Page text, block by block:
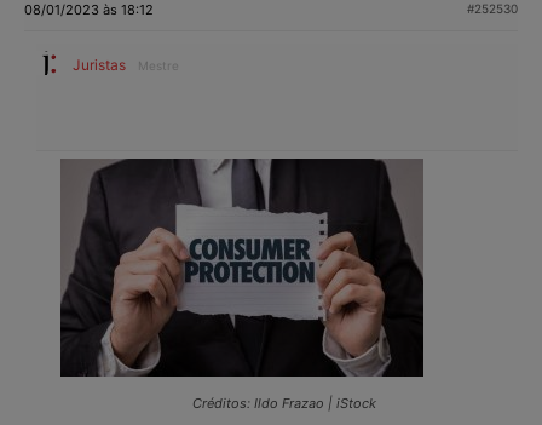
08/01/2023 às 18:12 #252530
Juristas Mestre
Créditos: Ildo Frazao | iStock